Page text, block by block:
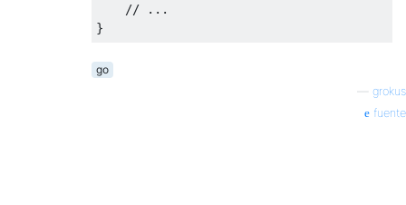
// ...
}
go
grokus
fuente